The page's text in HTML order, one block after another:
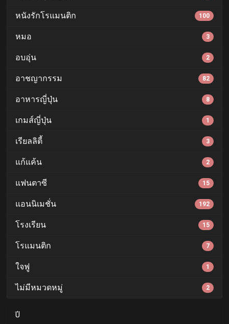
หนังรักโรแมนติก 100
หมอ 3
อบอุ่น 2
อาชญากรรม 82
อาหารญี่ปุ่น 8
เกมส์ญี่ปุ่น 1
เรียลลิตี้ 3
แก้แค้น 2
แฟนตาซี 15
แอนนิเมชั่น 192
โรงเรียน 15
โรแมนติก 7
ใจฟู 1
ไม่มีหมวดหมู่ 2
ปี